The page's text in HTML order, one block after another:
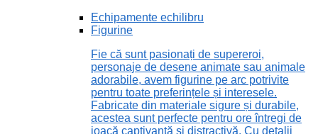
Echipamente echilibru
Figurine
Fie că sunt pasionați de supereroi,
personaje de desene animate sau animale
adorabile, avem figurine pe arc potrivite
pentru toate preferințele și interesele.
Fabricate din materiale sigure și durabile,
acestea sunt perfecte pentru ore întregi de
joacă captivantă și distractivă. Cu detalii